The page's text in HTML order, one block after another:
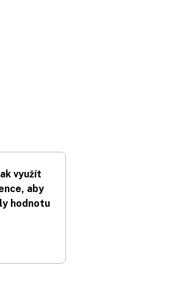
využít
aby
hodnotu